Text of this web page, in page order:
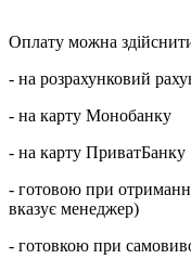
Оплату можна
- на розрахунковий
- на карту Монобанку
- на карту ПриватБанку
- готовою при
вказує менеджер)
- готовкою при